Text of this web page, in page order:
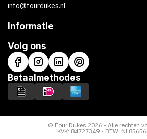
Informatie
info@fourdukes.nl
Volg ons
Betaalmethodes
© Four Dukes 2026 - Alle rechten
KVK: 84727349 - BTW: